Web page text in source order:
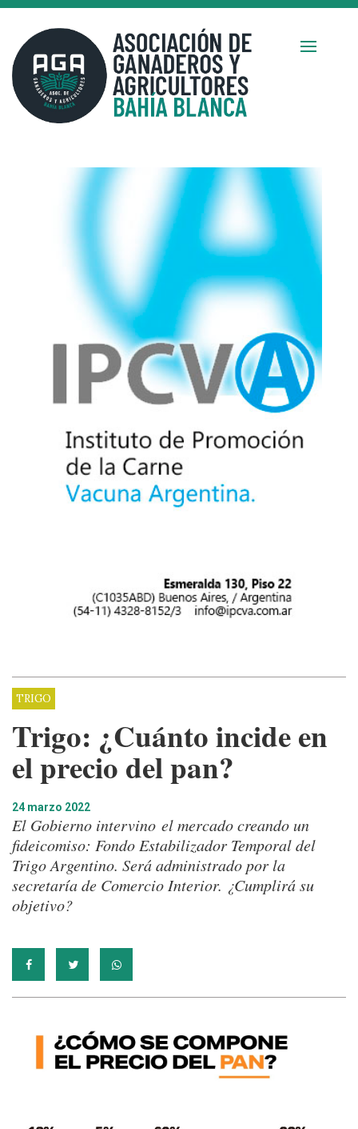
TRIGO
Trigo: ¿Cuánto incide en
el precio del pan?
24 marzo 2022
El Gobierno intervino el mercado creando un
fideicomiso: Fondo Estabilizador Temporal del
Trigo Argentino. Será administrado por la
secretaría de Comercio Interior. ¿Cumplirá su
objetivo?